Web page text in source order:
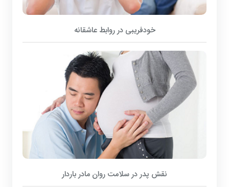
خودفریبی در روابط عاشقانه
نقش پدر در سلامت روان مادر باردار